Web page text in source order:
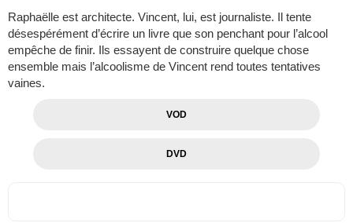
Raphaëlle est architecte. Vincent, lui, est journaliste. Il tente
désespérément d’écrire un livre que son penchant pour l’alcool
empêche de finir. Ils essayent de construire quelque chose
ensemble mais l’alcoolisme de Vincent rend toutes tentatives
vaines.
VOD
DVD